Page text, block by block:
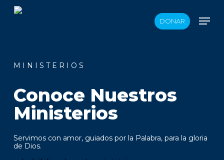
Skip
DONAR Menu
M I N I S T E R I O S
Conoce Nuestros
Ministerios
Servimos con amor, guiados por la Palabra, para la gloria
de Dios.